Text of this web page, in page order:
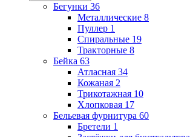
Бегунки 36
Металлические 8
Пуллер 1
Спиральные 19
Тракторные 8
Бейка 63
Атласная 34
Кожаная 2
Трикотажная 10
Хлопковая 17
Бельевая фурнитура 60
Бретели 1